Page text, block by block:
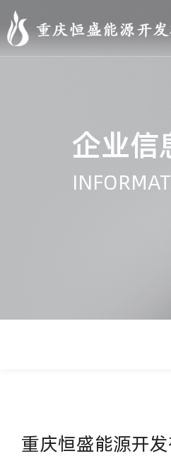
企业信
重庆恒盛能源开